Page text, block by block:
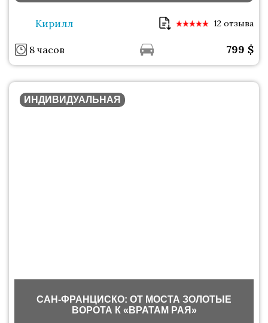
Кирилл 12 отзыва
8 часов 799 $
ИНДИВИДУАЛЬНАЯ
САН-ФРАНЦИСКО: ОТ МОСТА ЗОЛОТЫЕ
ВОРОТА К «ВРАТАМ РАЯ»